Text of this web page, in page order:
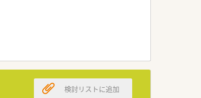
おります。
りますので、安心してご就業い
キルアップが可能です◎
検討リストに追加